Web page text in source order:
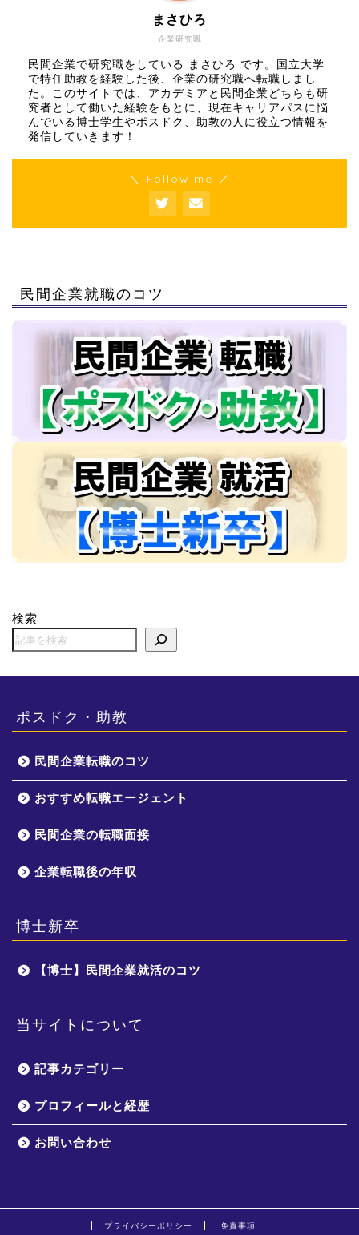
企業研究職
まさひろ
民間企業で研究職をしている まさひろ です。国立大学
で特任助教を経験した後、企業の研究職へ転職しまし
た。このサイトでは、アカデミアと民間企業どちらも研
究者として働いた経験をもとに、現在キャリアパスに悩
んでいる博士学生やポスドク、助教の人に役立つ情報を
発信していきます！
＼ Follow me ／
民間企業就職のコツ
検索
ポスドク・助教
民間企業転職のコツ
おすすめ転職エージェント
民間企業の転職面接
企業転職後の年収
博士新卒
【博士】民間企業就活のコツ
当サイトについて
記事カテゴリー
プロフィールと経歴
お問い合わせ
プライバシーポリシー 免責事項